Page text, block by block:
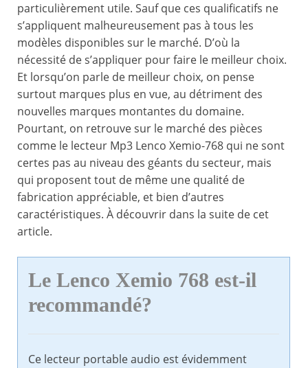
particulièrement utile. Sauf que ces qualificatifs ne
s’appliquent malheureusement pas à tous les
modèles disponibles sur le marché. D’où la
nécessité de s’appliquer pour faire le meilleur choix.
Et lorsqu’on parle de meilleur choix, on pense
surtout marques plus en vue, au détriment des
nouvelles marques montantes du domaine.
Pourtant, on retrouve sur le marché des pièces
comme le lecteur Mp3 Lenco Xemio-768 qui ne sont
certes pas au niveau des géants du secteur, mais
qui proposent tout de même une qualité de
fabrication appréciable, et bien d’autres
caractéristiques. À découvrir dans la suite de cet
article.
Le Lenco Xemio 768 est-il
recommandé?
Ce lecteur portable audio est évidemment